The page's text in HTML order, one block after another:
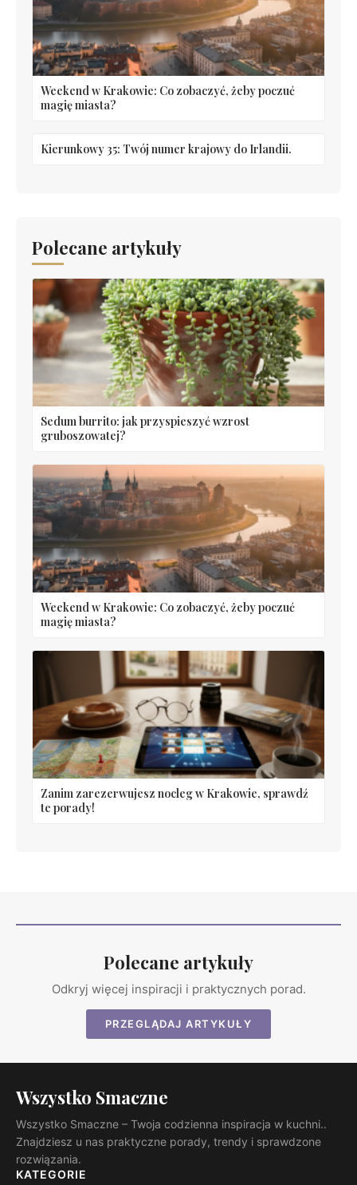
Weekend w Krakowie: Co zobaczyć, żeby poczuć
magię miasta?
Kierunkowy 35: Twój numer krajowy do Irlandii.
Polecane artykuły
Sedum burrito: jak przyspieszyć wzrost
gruboszowatej?
Weekend w Krakowie: Co zobaczyć, żeby poczuć
magię miasta?
Zanim zarezerwujesz nocleg w Krakowie, sprawdź
te porady!
Polecane artykuły
Odkryj więcej inspiracji i praktycznych porad.
PRZEGLĄDAJ ARTYKUŁY
Wszystko Smaczne
Wszystko Smaczne – Twoja codzienna inspiracja w kuchni..
Znajdziesz u nas praktyczne porady, trendy i sprawdzone
rozwiązania.
KATEGORIE